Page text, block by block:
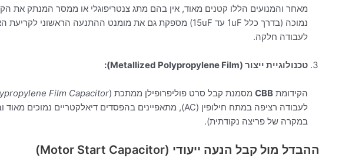
מאחר והמנועים הללו קטנים מאוד, אין בהם מתג צנטריפוגלי או ממסר המנתק את
נמוכה (בדרך כלל 1uF עד 15uF) מספקת גם את מומנט ההתנעה הראשוני לקריעת
לעבודה חלקה.
טכנולוגיית ייצור (Metallized Polypropylene Film):
הקידומת CBB מסמנת קבל סרט פוליפרופילן ממתכת (Film Capacitor
לעבודה רציפה במתח חילופין (AC), מתאפיינים בהפסדים דיאלקטריים נמוכים מאוד
במקרה של פריצה נקודתית).
ההבדל מול קבל הנעה ייעודי (Motor Start Capacitor)